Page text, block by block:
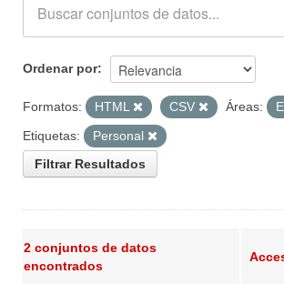
Acerca de
Portal de Transparencia
Ordenar por
Formatos: HTML CSV Áreas:
Etiquetas:
Personal
Filtrar Resultados
2 conjuntos de datos
encontrados